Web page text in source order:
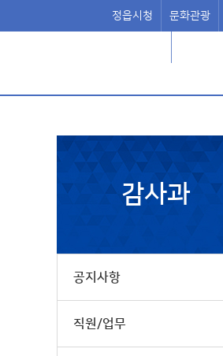
정읍시청 문화관광
감사과
공지사항
직원/업무